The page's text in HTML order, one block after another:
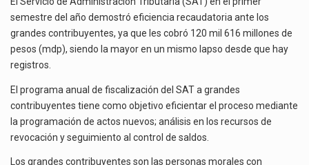
MDP
A
GRANDES
EL
PRIMER
SEMESTRE
semestre del año demostró eficiencia recaudatoria ante los
grandes contribuyentes, ya que les cobró 120 mil 616 millones de
pesos (mdp), siendo la mayor en un mismo lapso desde que hay
registros.
El programa anual de fiscalización del SAT a grandes
contribuyentes tiene como objetivo eficientar el proceso mediante
la programación de actos nuevos; análisis en los recursos de
revocación y seguimiento al control de saldos.
Los grandes contribuyentes son las personas morales con